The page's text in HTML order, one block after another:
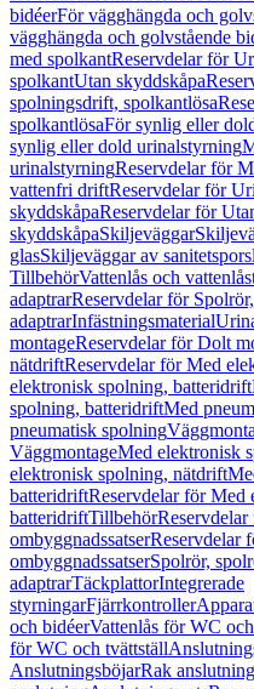
bidéerFör vägghängda och
vägghängda och golvstående
med spolkantReservdelar för
spolkantUtan skyddskåpa
spolningsdrift, spolkantlösa
spolkantlösaFör synlig eller
synlig eller dold urinalstyrning
urinalstyrningReservdelar för
vattenfri driftReservdelar för
skyddskåpaReservdelar för
skyddskåpaSkiljeväggar
glasSkiljeväggar av
TillbehörVattenlås och
adaptrarReservdelar för
adaptrarInfästningsmaterial
montageReservdelar för Dolt
nätdriftReservdelar för Med
elektronisk spolning, batteridrift
spolning, batteridriftMed
pneumatisk spolning
VäggmontageMed elektronisk
elektronisk spolning, nätdrift
batteridriftReservdelar för Med
batteridriftTillbehör
ombyggnadssatserReservdelar
ombyggnadssatserSpolrör,
adaptrarTäckplattorIntegrerade
styrningarFjärrkontroller
och bidéerVattenlås för WC
för WC och tvättställ
AnslutningsböjarRak anslutning